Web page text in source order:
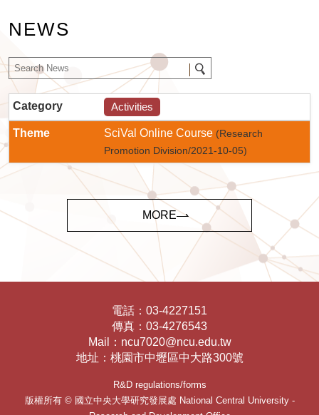
NEWS
Category Activities
Theme SciVal Online Course (Research
Promotion Division/2021-10-05)
MORE
電話： 03-4227151
傳真： 03-4276543
Mail： ncu7020@ncu.edu.tw
地址： 桃園市中壢區中大路300號
R&D regulations/forms
版權所有 © 國立中央大學研究發展處 National Central University -